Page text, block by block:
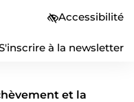
à la newsletter
onglet) Accessibilité
et la